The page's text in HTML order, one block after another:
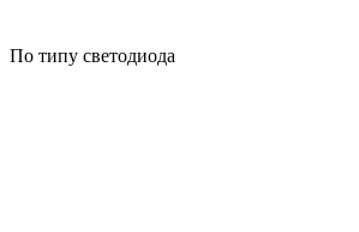
По типу светодиода